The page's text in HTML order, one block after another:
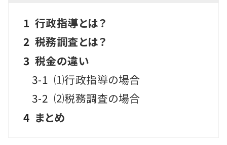
1 行政指導とは？
2 税務調査とは？
3 税金の違い
3-1 ⑴行政指導の場合
3-2 ⑵税務調査の場合
4 まとめ